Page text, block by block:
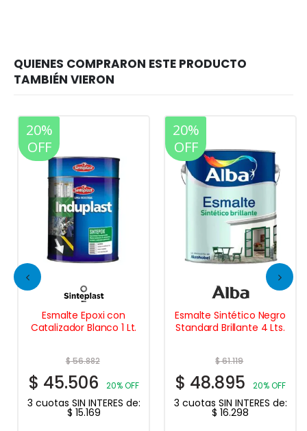
20%
OFF
Esmalte Epoxi con
Catalizador Blanco 1 Lt.
$56.882
$ 45.506 20% OFF
3 cuotas SIN INTERES de:
$ 15.169
20%
OFF
Esmalte Sintético Negro
Standard Brillante 4 Lts.
$61.119
$ 48.895 20% OFF
3 cuotas SIN INTERES de:
$ 16.298